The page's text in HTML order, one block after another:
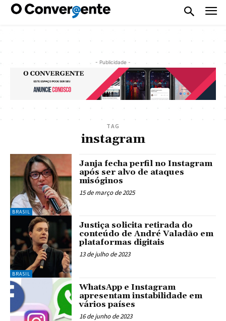
- Publicidade -
TAG
instagram
BRASIL
Janja fecha perfil no Instagram
após ser alvo de ataques
misóginos
15 de março de 2025
BRASIL
Justiça solicita retirada do
conteúdo de André Valadão em
plataformas digitais
13 de julho de 2023
WhatsApp e Instagram
apresentam instabilidade em
vários países
16 de junho de 2023